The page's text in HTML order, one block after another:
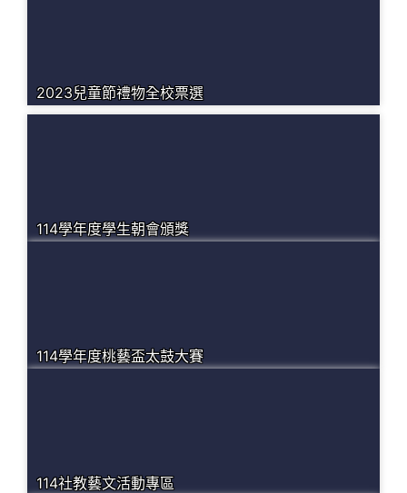
2023兒童節禮物全校票選
114學年度學生朝會頒獎
114學年度桃藝盃太鼓大賽
114社教藝文活動專區